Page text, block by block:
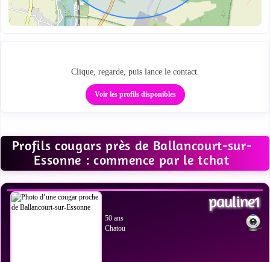
Clique, regarde, puis lance le contact.
Voir les profils disponibles
Profils cougars près de Ballancourt-sur-
Essonne : commence par le tchat
VOIR LES PHOTOS
pauline1
50 ans
Chatou